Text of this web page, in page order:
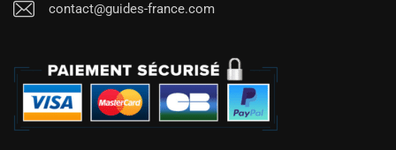
contact@guides-france.com